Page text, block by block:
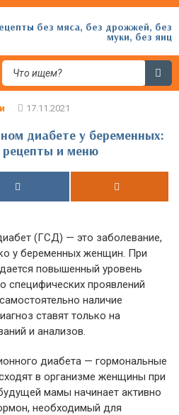
без мяса, без дрожжей, без
муки, без яиц
диабете у беременных:
и меню
(ГСД) — это заболевание,
у беременных женщин. При
повышенный уровень
специфических проявлений
наличие
ставят только на
и анализов.
диабета — гормональные
в организме женщины при
мамы начинает активно
необходимый для